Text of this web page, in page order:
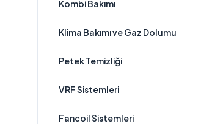
Kombi Bakımı
Klima Bakımı ve Gaz Dolumu
Petek Temizliği
VRF Sistemleri
Fancoil Sistemleri